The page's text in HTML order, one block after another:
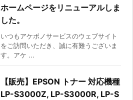
ホームページをリニューアルしま
した。
いつもアケボノサービスのウェブサイト
をご訪問いただき、誠に有難うございま
す。アケ ...
【販売】EPSON トナー 対応機種
LP-S3000Z, LP-S3000R, LP-S